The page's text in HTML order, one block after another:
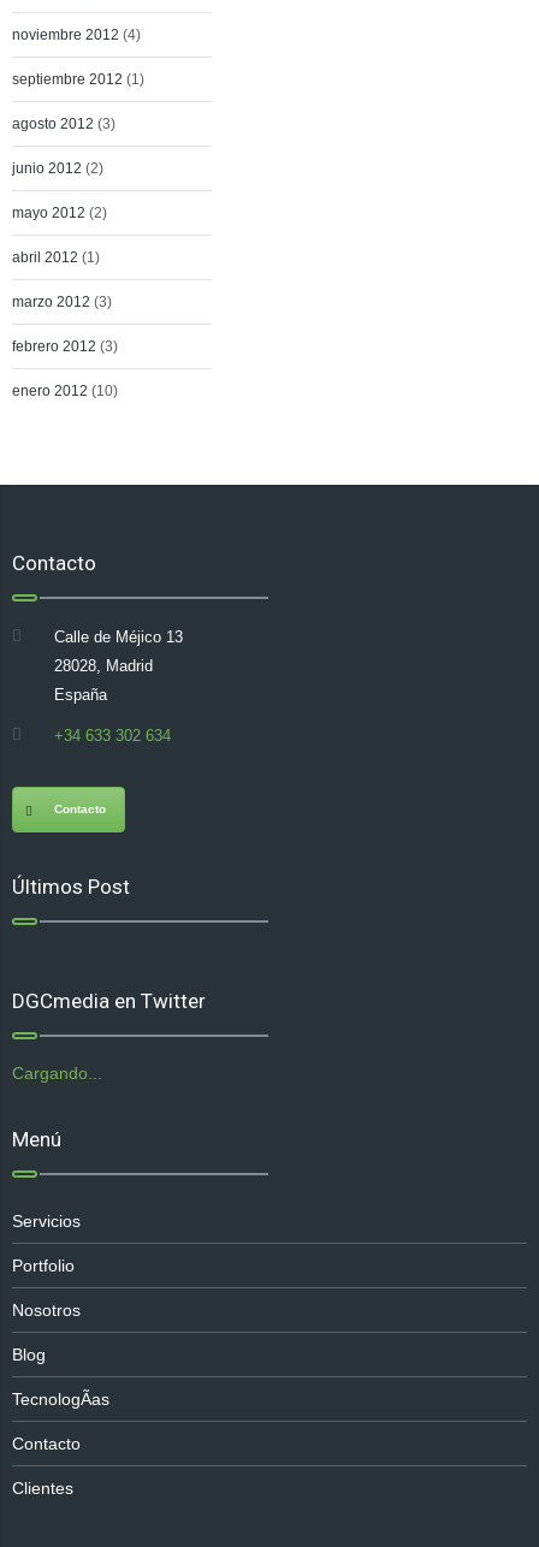
noviembre 2012 (4)
septiembre 2012 (1)
agosto 2012 (3)
junio 2012 (2)
mayo 2012 (2)
abril 2012 (1)
marzo 2012 (3)
febrero 2012 (3)
enero 2012 (10)
Contacto
Calle de Méjico 13
28028, Madrid
España
+34 633 302 634
Contacto
Últimos Post
DGCmedia en Twitter
Cargando...
Menú
Servicios
Portfolio
Nosotros
Blog
TecnologÃ­as
Contacto
Clientes